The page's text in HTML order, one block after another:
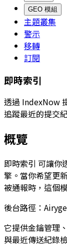
GEO 模組
主題叢集
警示
移轉
訂閱
即時索引
透過 IndexNow
追蹤最近的提交
概覽
即時索引 可讓你
擎。當你希望更
被通報時，這個
後台路徑：
它提供金鑰管理
與最近傳送紀錄